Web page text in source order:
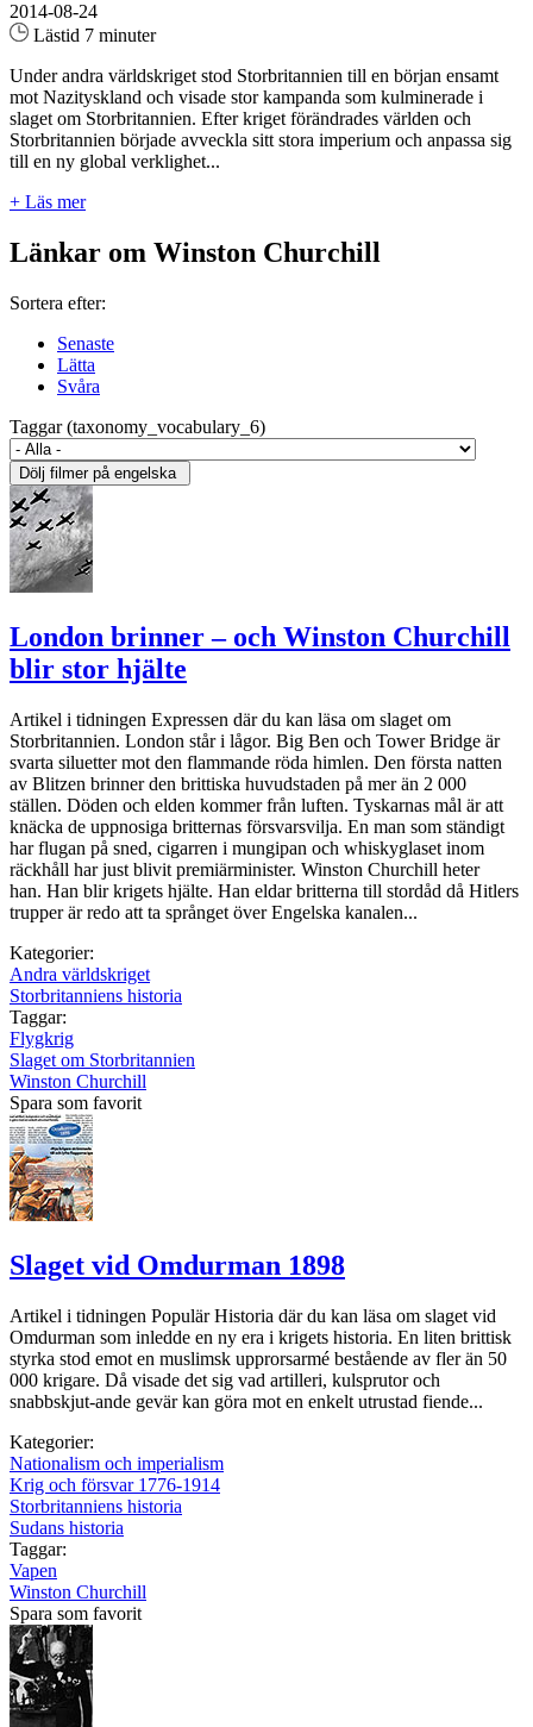
2014-08-24
Lästid 7 minuter
Under andra världskriget stod Storbritannien till en början ensamt
mot Nazityskland och visade stor kampanda som kulminerade i
slaget om Storbritannien. Efter kriget förändrades världen och
Storbritannien började avveckla sitt stora imperium och anpassa sig
till en ny global verklighet...
+ Läs mer
Länkar om Winston Churchill
Sortera efter:
Senaste
Lätta
Svåra
Taggar (taxonomy_vocabulary_6)
London brinner – och Winston Churchill
blir stor hjälte
Artikel i tidningen Expressen där du kan läsa om slaget om
Storbritannien. London står i lågor. Big Ben och Tower Bridge är
svarta ­siluetter mot den flammande röda himlen. Den första ­natten
av Blitzen brinner den brittiska huvudstaden på mer än 2 000
ställen. Döden och elden kommer från luften. Tyskarnas mål är att
knäcka de uppnosiga britternas försvarsvilja. En man som ständigt
har flugan på sned, cigarren i mungipan och whiskyglaset inom
räckhåll har just blivit premiärminister. Winston Churchill heter
han. Han blir krigets hjälte. Han eldar britterna till stordåd då Hitlers
trupper är redo att ta språnget över Engelska kanalen...
Kategorier:
Andra världskriget
Storbritanniens historia
Taggar:
Flygkrig
Slaget om Storbritannien
Winston Churchill
Spara som favorit
Slaget vid Omdurman 1898
Artikel i tidningen Populär Historia där du kan läsa om slaget vid
Omdurman som inledde en ny era i krigets historia. En liten brittisk
styrka stod emot en muslimsk upprorsarmé bestående av fler än 50
000 krigare. Då visade det sig vad artilleri, kulsprutor och
snabbskjut-ande gevär kan göra mot en enkelt utrustad fiende...
Kategorier:
Nationalism och imperialism
Krig och försvar 1776-1914
Storbritanniens historia
Sudans historia
Taggar:
Vapen
Winston Churchill
Spara som favorit